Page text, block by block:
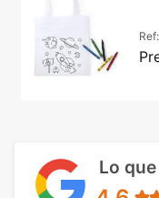
Ref:
Lo